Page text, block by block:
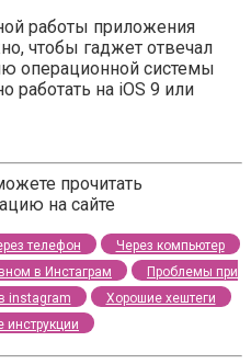
работы приложения
чтобы гаджет отвечал
операционной системы
работать на iOS 9 или
прочитать
на сайте
телефон
Через компьютер
в Инстаграм
Проблемы при
instagram
Хорошие хештеги